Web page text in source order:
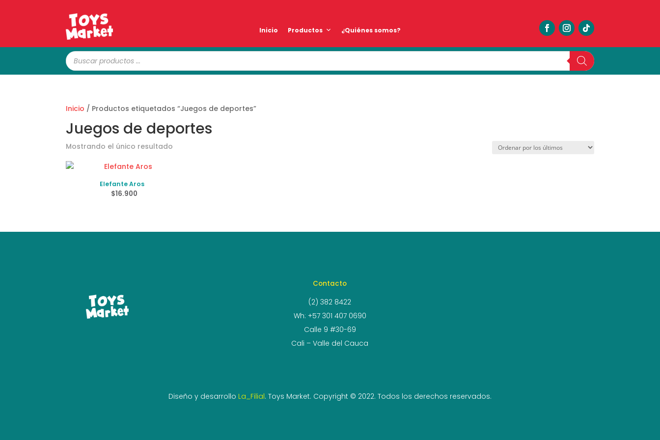
Inicio Productos ¿Quiénes somos?
Búsqueda
de
productos
Inicio / Productos etiquetados “Juegos de deportes”
Juegos de deportes
Mostrando el único resultado
Elefante Aros
$16.900
Contacto
(2) 382 8422
Wh: +57 301 407 0690
Calle 9 #30-69
Cali – Valle del Cauca
Diseño y desarrollo La_Filial. Toys Market. Copyright © 2022. Todos los derechos reservados.